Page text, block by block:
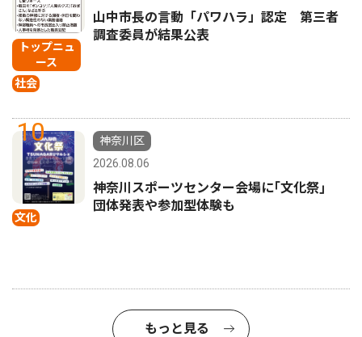
トップニュ
ース
社会
山中市長の言動「パワハラ」認定 第三者
調査委員が結果公表
10
文化
神奈川区
2026.08.06
神奈川スポーツセンター会場に｢文化祭｣
団体発表や参加型体験も
もっと見る